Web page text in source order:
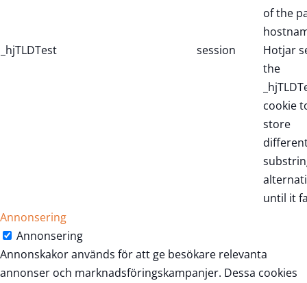
_hjTLDTest session
of the
Hotjar
the
cookie
store
until it
Annonsering
Annonsering
Annonskakor används för att ge besökare relevanta
annonser och marknadsföringskampanjer. Dessa cookies